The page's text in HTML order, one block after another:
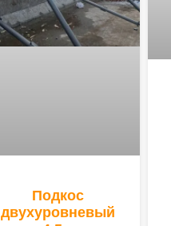
Подкос
двухуровневый